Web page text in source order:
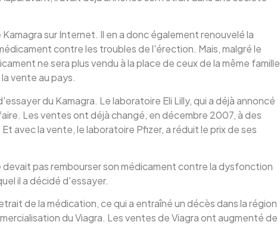
sur Internet. Il en a donc également renouvelé la
contre les troubles de l'érection. Mais, malgré le
ne sera plus vendu à la place de ceux de la même famille
vente au pays.
du Kamagra. Le laboratoire Eli Lilly, qui a déjà annoncé
Les ventes ont déjà changé, en décembre 2007, à des
avec la vente, le laboratoire Pfizer, a réduit le prix de ses
pas rembourser son médicament contre la dysfonction
il a décidé d'essayer.
de la médication, ce qui a entraîné un décès dans la région
du Viagra. Les ventes de Viagra ont augmenté de